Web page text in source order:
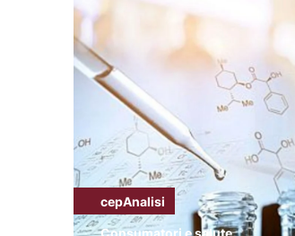
cepAnalisi
Consumatori e salute